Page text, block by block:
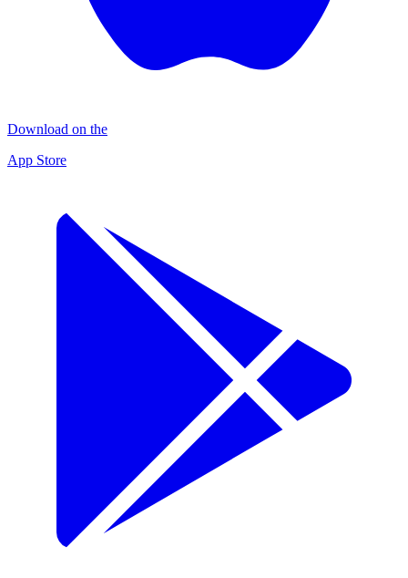
Download on the
App Store